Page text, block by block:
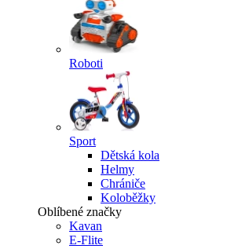
Roboti
Sport
Dětská kola
Helmy
Chrániče
Koloběžky
Oblíbené značky
Kavan
E-Flite